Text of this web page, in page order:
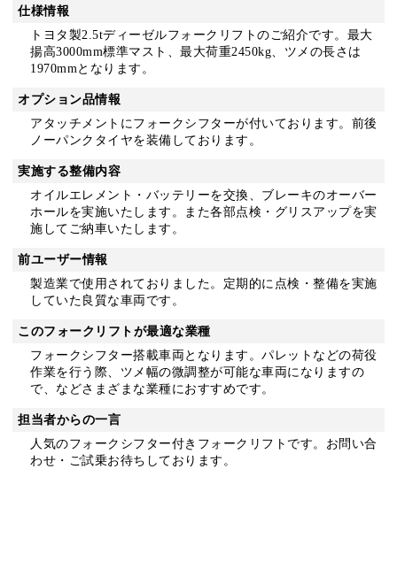
仕様情報
トヨタ製2.5tディーゼルフォークリフトのご紹介です。最大
揚高3000mm標準マスト、最大荷重2450kg、ツメの長さは
1970mmとなります。
オプション品情報
アタッチメントにフォークシフターが付いております。前後
ノーパンクタイヤを装備しております。
実施する整備内容
オイルエレメント・バッテリーを交換、ブレーキのオーバー
ホールを実施いたします。また各部点検・グリスアップを実
施してご納車いたします。
前ユーザー情報
製造業で使用されておりました。定期的に点検・整備を実施
していた良質な車両です。
このフォークリフトが最適な業種
フォークシフター搭載車両となります。パレットなどの荷役
作業を行う際、ツメ幅の微調整が可能な車両になりますの
で、などさまざまな業種におすすめです。
担当者からの一言
人気のフォークシフター付きフォークリフトです。お問い合
わせ・ご試乗お待ちしております。